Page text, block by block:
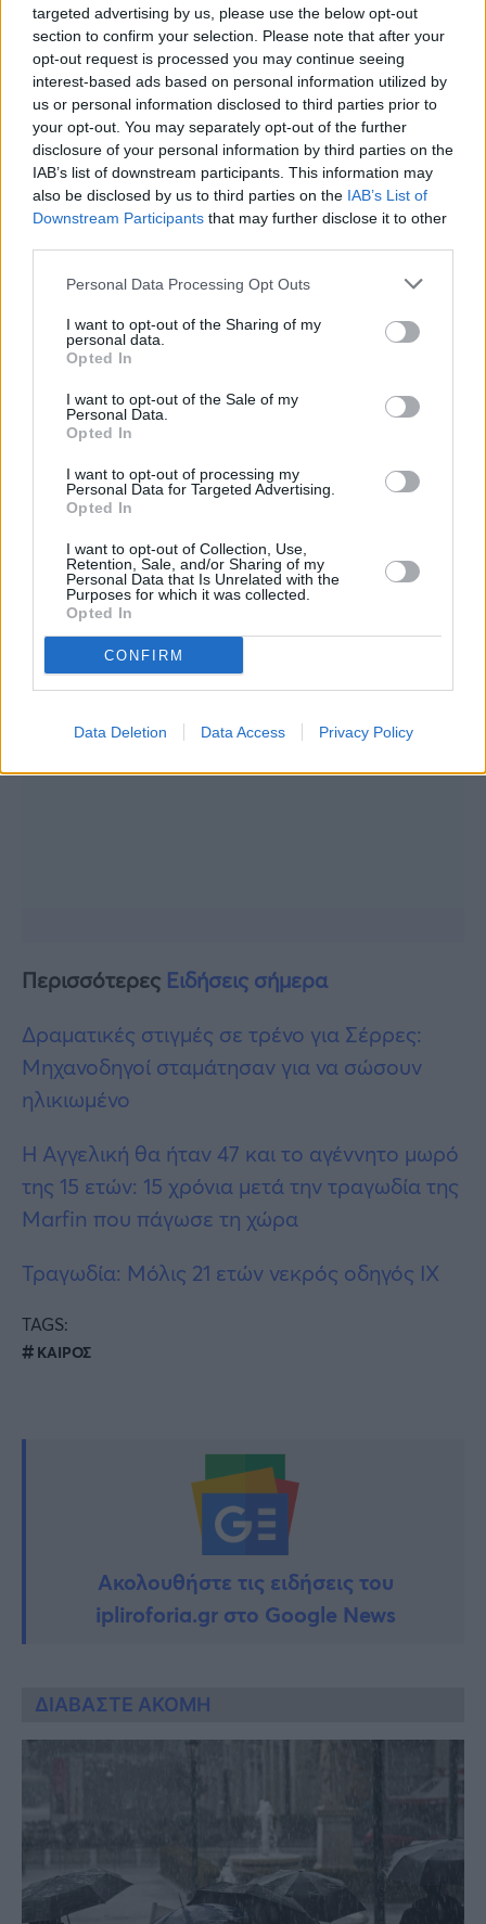
targeted advertising by us, please use the below opt-out
section to confirm your selection. Please note that after your
opt-out request is processed you may continue seeing
interest-based ads based on personal information utilized by
us or personal information disclosed to third parties prior to
your opt-out. You may separately opt-out of the further
disclosure of your personal information by third parties on the
IAB’s list of downstream participants. This information may
also be disclosed by us to third parties on the IAB’s List of
Downstream Participants that may further disclose it to other
Personal Data Processing Opt Outs
I want to opt-out of the Sharing of my
personal data.
Opted In
I want to opt-out of the Sale of my
Personal Data.
Opted In
I want to opt-out of processing my
Personal Data for Targeted Advertising.
Opted In
I want to opt-out of Collection, Use,
Retention, Sale, and/or Sharing of my
Personal Data that Is Unrelated with the
Purposes for which it was collected.
Opted In
CONFIRM
Data Deletion Data Access Privacy Policy
Περισσότερες Ειδήσεις σήμερα
Δραματικές στιγμές σε τρένο για Σέρρες:
Μηχανοδηγοί σταμάτησαν για να σώσουν
ηλικιωμένο
Η Αγγελική θα ήταν 47 και το αγέννητο μωρό
της 15 ετών: 15 χρόνια μετά την τραγωδία της
Marfin που πάγωσε τη χώρα
Τραγωδία: Μόλις 21 ετών νεκρός οδηγός ΙΧ
TAGS:
ΚΑΙΡΟΣ
Ακολουθήστε τις ειδήσεις του
ipliroforia.gr στο Google News
ΔΙΑΒΑΣΤΕ ΑΚΟΜΗ